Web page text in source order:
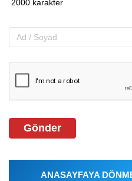
Gönder
ANASAYFAYA